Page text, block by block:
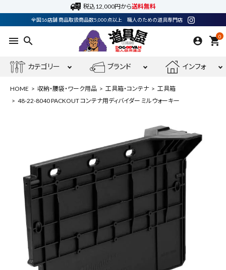
税込12,000円から送料無料
全国16店舗 商品取扱商品数5,000点以上 職人のための道具専門店
menu search 0
shopping_cart
カテゴリー ブランド インフォ
ログイン person 会員登録
最近閲覧した商品
HOME 収納・腰袋・ワーク用品 工具箱・コンテナ
工具箱
48-22-8040 PACKOUT コンテナ用ディバイダー ミルウォーキー